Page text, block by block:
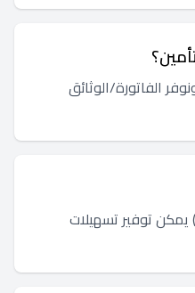
الفاتورة/الوثائق
يمكن توفير تسهيلات